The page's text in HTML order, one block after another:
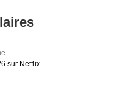
sur Netflix